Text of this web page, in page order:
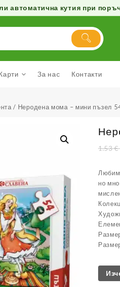
автоматична кутия при
За нас Контакти
/ Неродена мома – мини пъзел
1.53€
но